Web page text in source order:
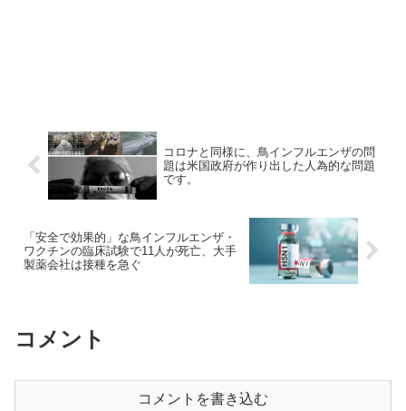
コロナと同様に、鳥インフルエンザの問
題は米国政府が作り出した人為的な問題
です。
「安全で効果的」な鳥インフルエンザ・
ワクチンの臨床試験で11人が死亡、大手
製薬会社は接種を急ぐ
コメント
コメントを書き込む